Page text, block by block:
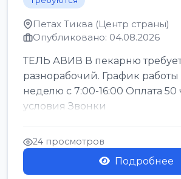
Петах Тиква (Центр страны)
Опубликовано: 04.08.2026
ТЕЛЬ АВИВ В пекарню
разнорабочий. График
неделю с 7:00-16:00 Оплата
условия Звонки
24 просмотров
Подробнее